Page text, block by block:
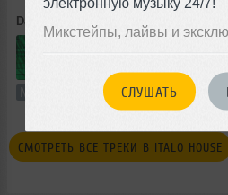
Микстейпы, лайвы и
СЛУШАТЬ
DJ Vladmix
59:20 503 раза 106
Микс В плейлист
СМОТРЕТЬ ВСЕ ТРЕКИ В ITALO HOUSE